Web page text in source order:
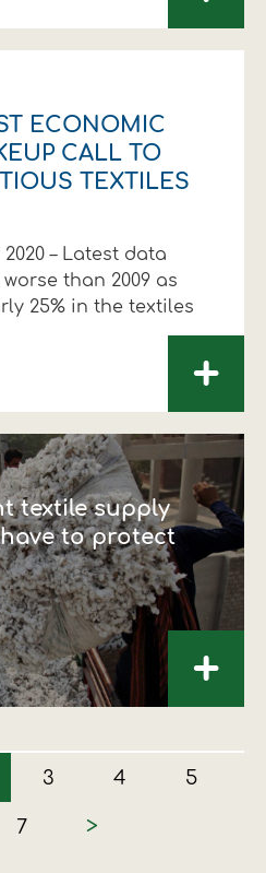
ECONOMIC
CALL TO
TEXTILES
– Latest data
than 2009 as
25% in the textiles
+
textile supply
to protect
+
3 4 5
7 >